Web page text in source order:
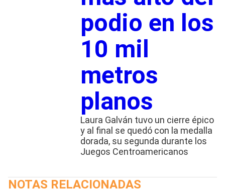
podio en los
10 mil
metros
planos
Laura Galván tuvo un cierre épico
y al final se quedó con la medalla
dorada, su segunda durante los
Juegos Centroamericanos
NOTAS RELACIONADAS